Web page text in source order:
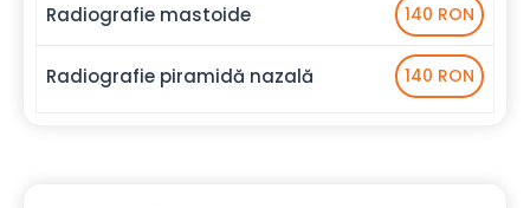
Radiografie mastoide 140 RON
Radiografie piramidă nazală 140 RON